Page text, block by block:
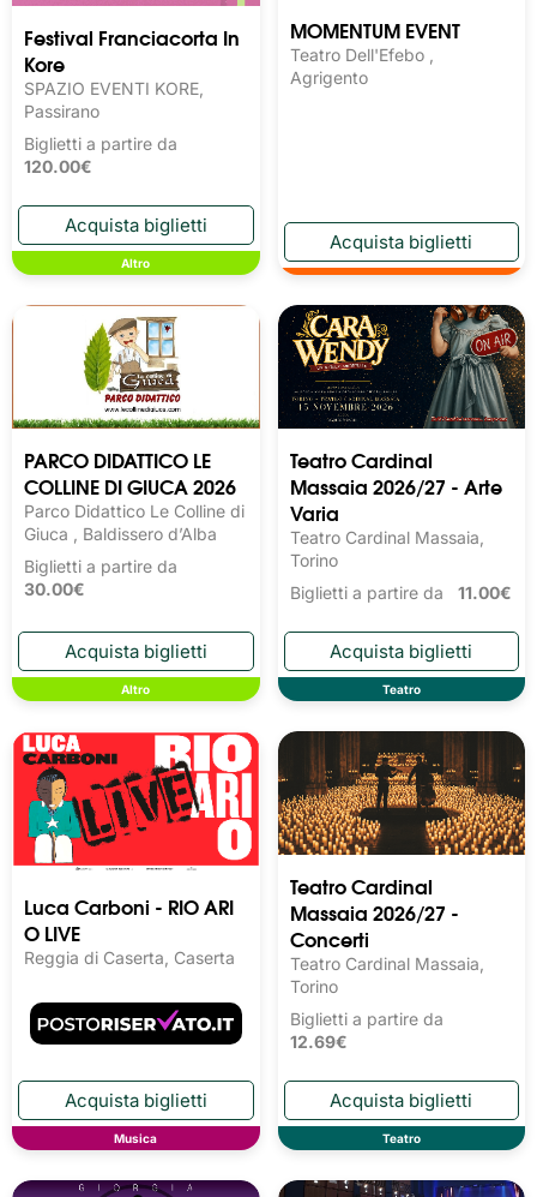
Festival Franciacorta In
Kore
SPAZIO EVENTI KORE,
Passirano
Biglietti a partire da
120.00€
Altro
MOMENTUM EVENT
Teatro Dell'Efebo ,
Agrigento
PARCO DIDATTICO LE
COLLINE DI GIUCA 2026
Parco Didattico Le Colline di
Giuca , Baldissero d’Alba
Biglietti a partire da
30.00€
Altro
Teatro Cardinal
Massaia 2026/27 - Arte
Varia
Teatro Cardinal Massaia,
Torino
Biglietti a partire da 11.00€
Teatro
Luca Carboni - RIO ARI
O LIVE
Reggia di Caserta, Caserta
Musica
Teatro Cardinal
Massaia 2026/27 -
Concerti
Teatro Cardinal Massaia,
Torino
Biglietti a partire da
12.69€
Teatro